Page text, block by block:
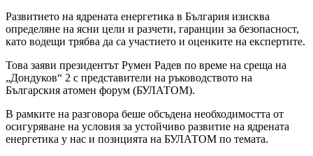
Развитието на ядрената енергетика в България изисква
определяне на ясни цели и разчети, гаранции за безопасност,
като водещи трябва да са участието и оценките на експертите.
Това заяви президентът Румен Радев по време на среща на
„Дондуков“ 2 с представители на ръководството на
Българския атомен форум (БУЛАТОМ).
В рамките на разговора беше обсъдена необходимостта от
осигуряване на условия за устойчиво развитие на ядрената
енергетика у нас и позицията на БУЛАТОМ по темата.